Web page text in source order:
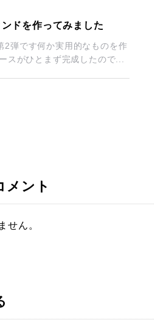
ドを作ってみました
2弾です何か実用的なものを作
がひとまず完成したので...
メント
せん。